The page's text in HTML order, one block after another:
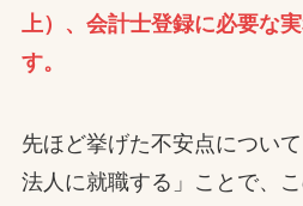
上）、会計士登録に必要な
す。
先ほど挙げた不安点につい
法人に就職する」ことで、